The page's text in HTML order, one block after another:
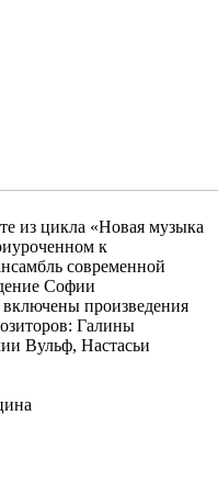
из цикла «Новая музыка
к
современной
Софии
произведения
Галины
Вульф, Настасьи